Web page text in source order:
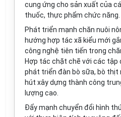
cung ứng cho sản xuất của
thuốc, thực phẩm chức năng.
Phát triển mạnh chăn nuôi
hướng hợp tác xã kiểu mới
công nghệ tiên tiến trong
Hợp tác chặt chẽ với các
phát triển đàn bò sữa, bò thịt
hút xây dựng thành công
lượng cao.
Đẩy mạnh chuyển đổi hình